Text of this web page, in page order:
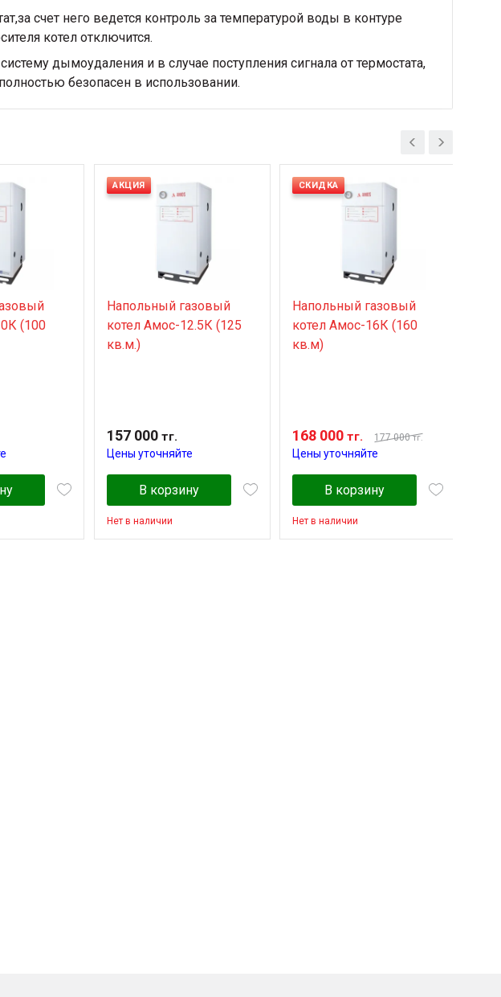
счет него ведется контроль за температурой воды в контуре
котел отключится.
дымоудаления и в случае поступления сигнала от термостата,
безопасен в использовании.
(100
АКЦИЯ
Напольный газовый
котел Амос-12.5К (125
кв.м.)
157 000тг.
Цены уточняйте
В корзину
Нет в наличии
СКИДКА
Напольный газовый
котел Амос-16К (160
кв.м)
168 000 тг. 177 000тг.
Цены уточняйте
В корзину
Нет в наличии